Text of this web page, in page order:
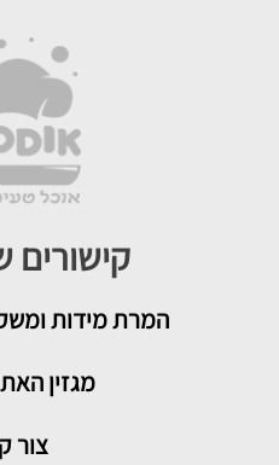
קישורים
המרת מידות
מגזין
צור